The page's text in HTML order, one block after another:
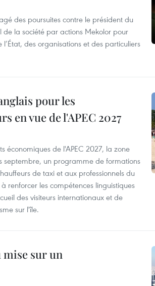
des poursuites contre le président du
la société par actions Mekolor pour
des organisations et des particuliers
pour les
en vue de l'APEC 2027
économiques de l'APEC 2027, la zone
un programme de formations
de taxi et aux professionnels du
renforcer les compétences linguistiques
des visiteurs internationaux et de
sur l'île.
mise sur un